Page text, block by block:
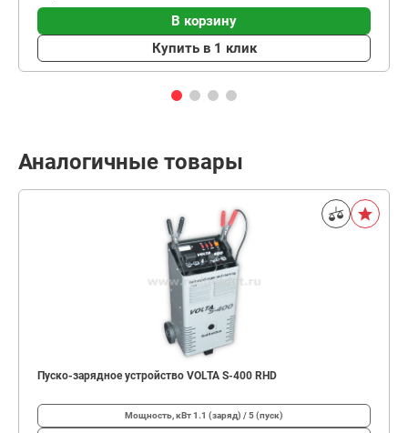
В корзину
Купить в 1 клик
Аналогичные товары
Пуско-зарядное устройство VOLTA S-400 RHD
Мощность, кВт1.1 (заряд) / 5 (пуск)